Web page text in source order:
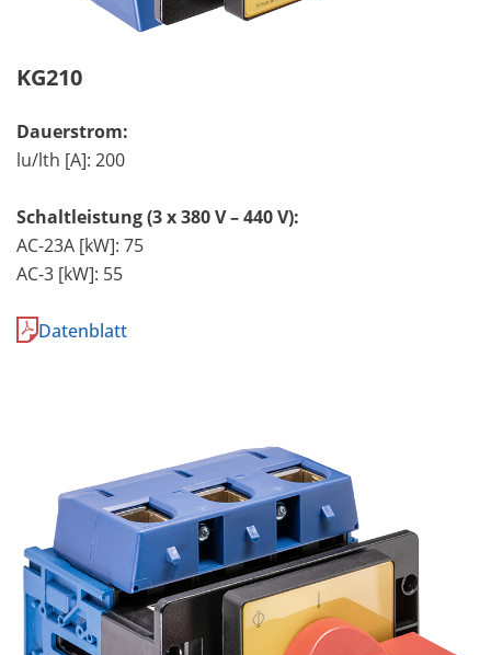
KG210
Dauerstrom:
lu/lth [A]: 200
Schaltleistung (3 x 380 V – 440 V):
AC-23A [kW]: 75
AC-3 [kW]: 55
Datenblatt